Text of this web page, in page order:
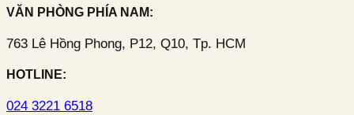
VĂN PHÒNG PHÍA NAM:
763 Lê Hồng Phong, P12, Q10, Tp. HCM
HOTLINE:
024 3221 6518